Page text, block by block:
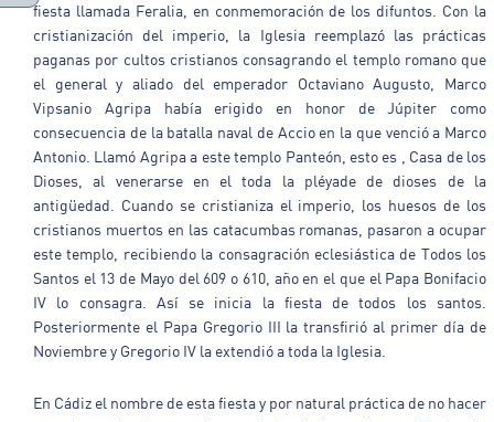
fiesta llamada Feralia, en conmemoración de los difuntos. Con la
cristianización del imperio, la Iglesia reemplazó las prácticas
paganas por cultos cristianos consagrando el templo romano que
el general y aliado del emperador Octaviano Augusto, Marco
Vipsanio Agripa había erigido en honor de Júpiter como
consecuencia de la batalla naval de Accio en la que venció a Marco
Antonio. Llamó Agripa a este templo Panteón, esto es , Casa de los
Dioses, al venerarse en el toda la pléyade de dioses de la
antigüedad. Cuando se cristianiza el imperio, los huesos de los
cristianos muertos en las catacumbas romanas, pasaron a ocupar
este templo, recibiendo la consagración eclesiástica de Todos los
Santos el 13 de Mayo del 609 o 610, año en el que el Papa Bonifacio
IV lo consagra. Así se inicia la fiesta de todos los santos.
Posteriormente el Papa Gregorio III la transfirió al primer día de
Noviembre y Gregorio IV la extendió a toda la Iglesia.
En Cádiz el nombre de esta fiesta y por natural práctica de no hacer